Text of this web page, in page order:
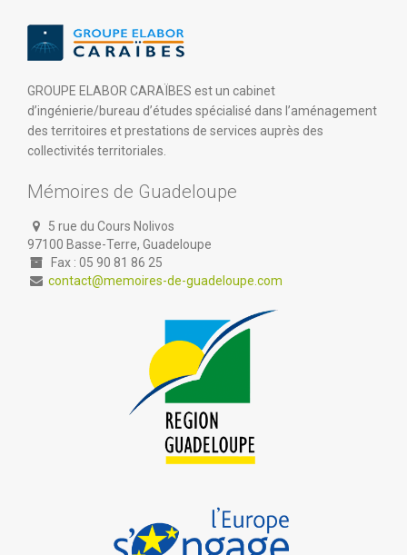
GROUPE ELABOR CARAÏBES est un cabinet
d’ingénierie/bureau d’études spécialisé dans l’aménagement
des territoires et prestations de services auprès des
collectivités territoriales.
Mémoires de Guadeloupe
5 rue du Cours Nolivos
97100 Basse-Terre, Guadeloupe
Fax : 05 90 81 86 25
contact@memoires-de-guadeloupe.com